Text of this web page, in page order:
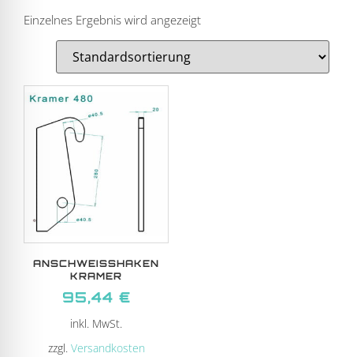
Einzelnes Ergebnis wird angezeigt
ANSCHWEISSHAKEN
KRAMER
95,44 €
inkl. MwSt.
zzgl. Versandkosten